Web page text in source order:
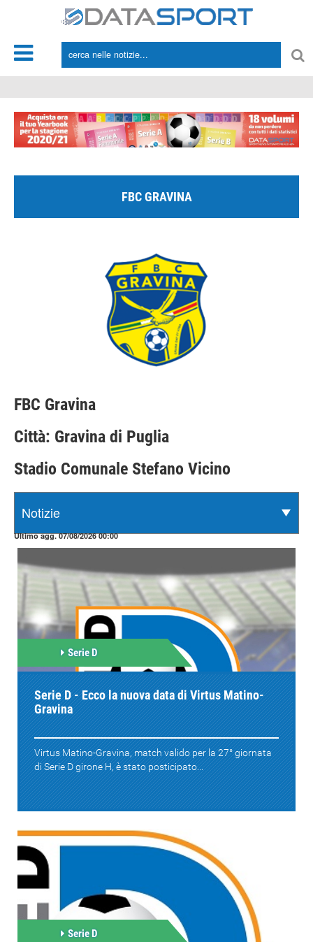
FBC GRAVINA
FBC Gravina
Città: Gravina di Puglia
Stadio Comunale Stefano Vicino
Ultimo agg. 07/08/2026 00:00
Serie D
Serie D - Ecco la nuova data di Virtus Matino-
Gravina
Virtus Matino-Gravina, match valido per la 27° giornata
di Serie D girone H, è stato posticipato...
Serie D